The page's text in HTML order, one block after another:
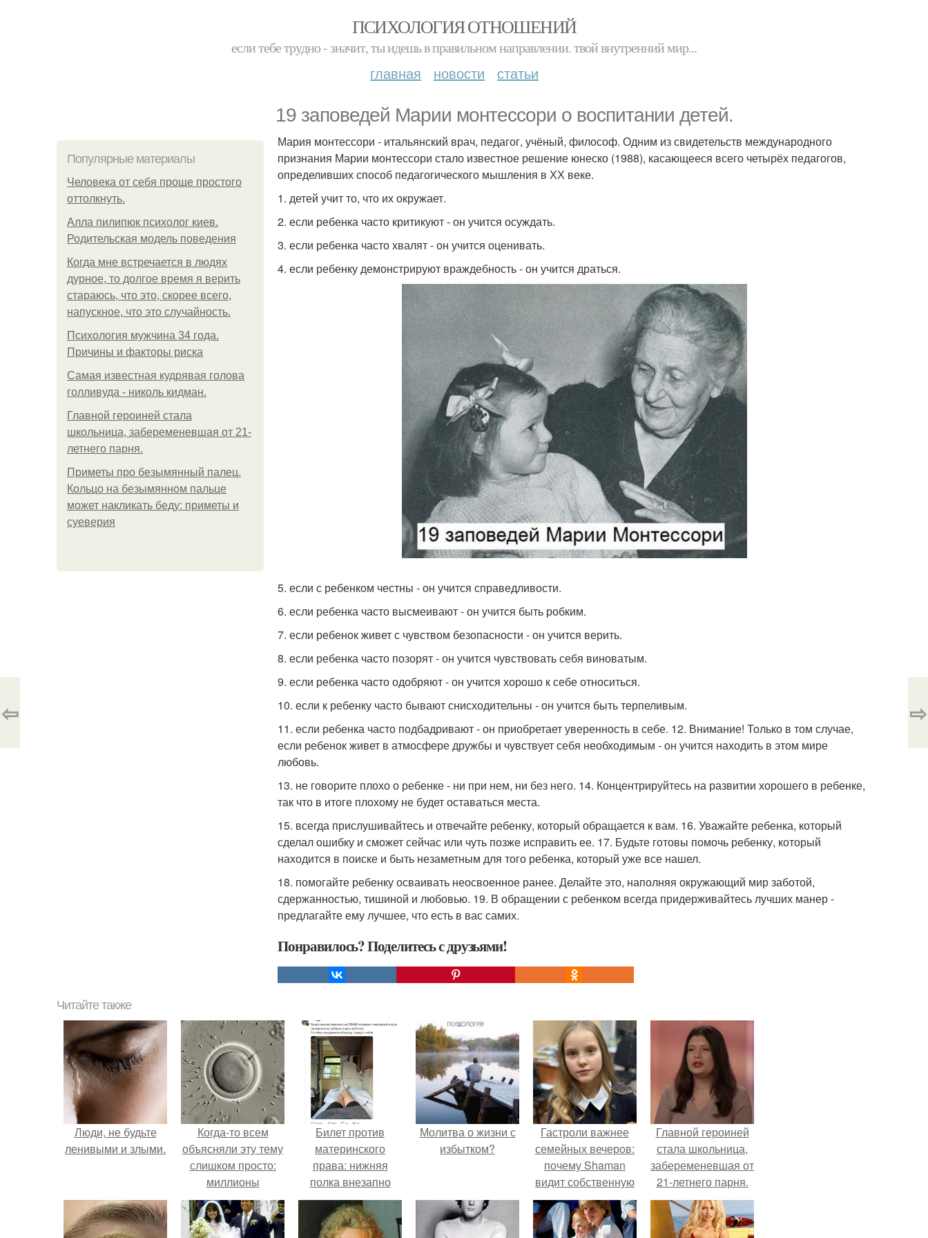
ПСИХОЛОГИЯ ОТНОШЕНИЙ
если тебе трудно - значит, ты идешь в правильном направлении. твой внутренний мир...
главная новости статьи
19 заповедей Марии монтессори о воспитании детей.
Популярные материалы
Человека от себя проще простого
оттолкнуть.
Алла пилипюк психолог киев.
Родительская модель поведения
Когда мне встречается в людях
дурное, то долгое время я верить
стараюсь, что это, скорее всего,
напускное, что это случайность.
Психология мужчина 34 года.
Причины и факторы риска
Самая известная кудрявая голова
голливуда - николь кидман.
Главной героиней стала
школьница, забеременевшая от 21-
летнего парня.
Приметы про безымянный палец.
Кольцо на безымянном пальце
может накликать беду: приметы и
суеверия
Мария монтессори - итальянский врач, педагог, учёный, философ. Одним из свидетельств международного
признания Марии монтессори стало известное решение юнеско (1988), касающееся всего четырёх педагогов,
определивших способ педагогического мышления в ХХ веке.
1. детей учит то, что их окружает.
2. если ребенка часто критикуют - он учится осуждать.
3. если ребенка часто хвалят - он учится оценивать.
4. если ребенку демонстрируют враждебность - он учится драться.
5. если с ребенком честны - он учится справедливости.
6. если ребенка часто высмеивают - он учится быть робким.
7. если ребенок живет с чувством безопасности - он учится верить.
8. если ребенка часто позорят - он учится чувствовать себя виноватым.
9. если ребенка часто одобряют - он учится хорошо к себе относиться.
10. если к ребенку часто бывают снисходительны - он учится быть терпеливым.
11. если ребенка часто подбадривают - он приобретает уверенность в себе. 12. Внимание! Только в том случае,
если ребенок живет в атмосфере дружбы и чувствует себя необходимым - он учится находить в этом мире
любовь.
13. не говорите плохо о ребенке - ни при нем, ни без него. 14. Концентрируйтесь на развитии хорошего в ребенке,
так что в итоге плохому не будет оставаться места.
15. всегда прислушивайтесь и отвечайте ребенку, который обращается к вам. 16. Уважайте ребенка, который
сделал ошибку и сможет сейчас или чуть позже исправить ее. 17. Будьте готовы помочь ребенку, который
находится в поиске и быть незаметным для того ребенка, который уже все нашел.
18. помогайте ребенку осваивать неосвоенное ранее. Делайте это, наполняя окружающий мир заботой,
сдержанностью, тишиной и любовью. 19. В обращении с ребенком всегда придерживайтесь лучших манер -
предлагайте ему лучшее, что есть в вас самих.
Понравилось? Поделитесь с друзьями!
⇦ ⇨
Читайте также
Люди, не будьте
ленивыми и злыми.
Когда-то всем
объясняли эту тему
слишком просто:
миллионы
сперматозоидов
бегут к цели, а
побеждает самый
Билет против
материнского
права: нижняя
полка внезапно
нашла законного
владельца.
Молитва о жизни с
избытком?
Гастроли важнее
семейных вечеров:
почему Shaman
видит собственную
дочь чаще на
экране, чем
вживую.
Главной героиней
стала школьница,
забеременевшая от
21-летнего парня.